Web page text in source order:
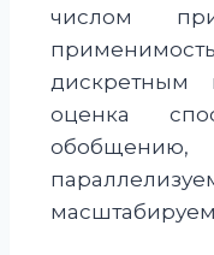
числом
дискретным
оценка